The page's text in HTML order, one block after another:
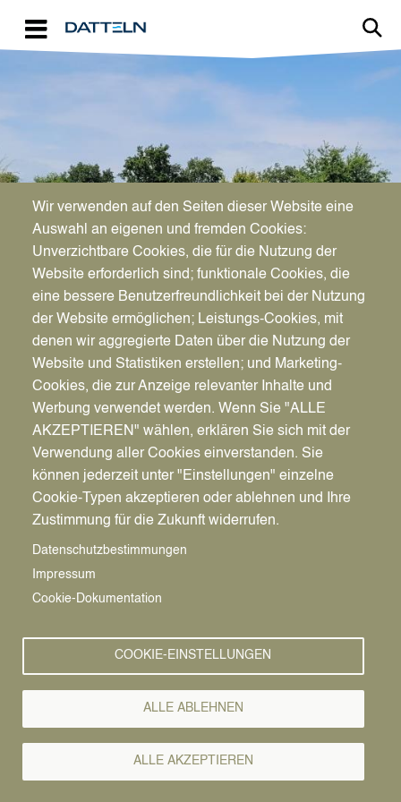
TOURISMUS
Herzlich willkommen in
Datteln!
Pfadnavigation
Freizeit | Kultur | Tourismus Tourismus Gastgeber
Ihre
Gastgeber
Wir freuen uns, dass Sie sich für Datteln
interessieren. Die Haard und der größte
Kanalknotenpunkt der Welt laden Sie zu einem
aktiven Urlaub mit vielseitigem Angebot ein. Ob ein
mehrere Urlaubstage – Datteln bietet für alle
Besucher*innen das passende Angebot zum
Wir verwenden auf den Seiten dieser Website eine
Auswahl an eigenen und fremden Cookies:
Unverzichtbare Cookies, die für die Nutzung der
Website erforderlich sind; funktionale Cookies, die
eine bessere Benutzerfreundlichkeit bei der Nutzung
der Website ermöglichen; Leistungs-Cookies, mit
denen wir aggregierte Daten über die Nutzung der
Website und Statistiken erstellen; und Marketing-
Cookies, die zur Anzeige relevanter Inhalte und
Werbung verwendet werden. Wenn Sie "ALLE
AKZEPTIEREN" wählen, erklären Sie sich mit der
Verwendung aller Cookies einverstanden. Sie
können jederzeit unter "Einstellungen" einzelne
Cookie-Typen akzeptieren oder ablehnen und Ihre
Zustimmung für die Zukunft widerrufen.
Datenschutzbestimmungen
Impressum
Cookie-Dokumentation
COOKIE-EINSTELLUNGEN
ALLE ABLEHNEN
ALLE AKZEPTIEREN